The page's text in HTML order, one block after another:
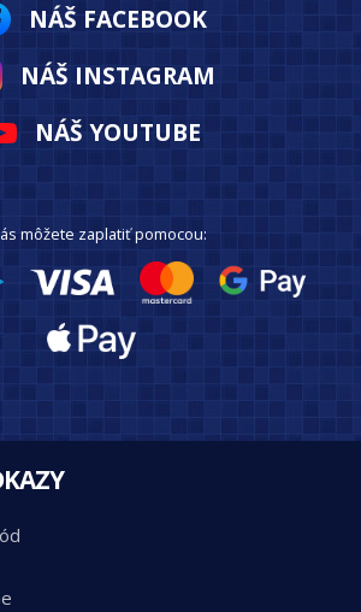
NÁŠ FACEBOOK
NÁŠ INSTAGRAM
NÁŠ YOUTUBE
môžete zaplatiť pomocou: